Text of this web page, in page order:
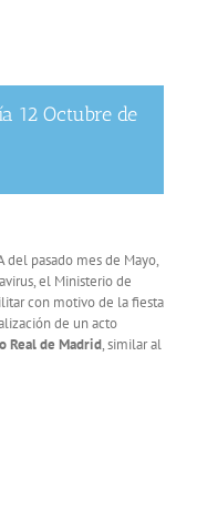
12 Octubre de
del pasado mes de Mayo,
el Ministerio de
con motivo de la fiesta
de un acto
Real de Madrid, similar al